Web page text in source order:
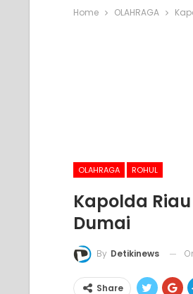
Home OLAHRAGA
OLAHRAGA ROHUL
Kapolda
Dumai
By Detikinews
Share